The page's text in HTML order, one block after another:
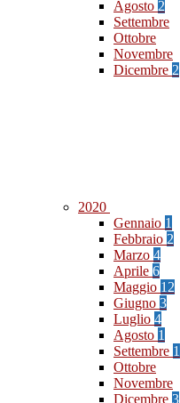
Agosto 2
Settembre
Ottobre
Novembre
Dicembre 2
2020
Gennaio 1
Febbraio 2
Marzo 4
Aprile 6
Maggio 12
Giugno 3
Luglio 4
Agosto 1
Settembre 1
Ottobre
Novembre
Dicembre 3